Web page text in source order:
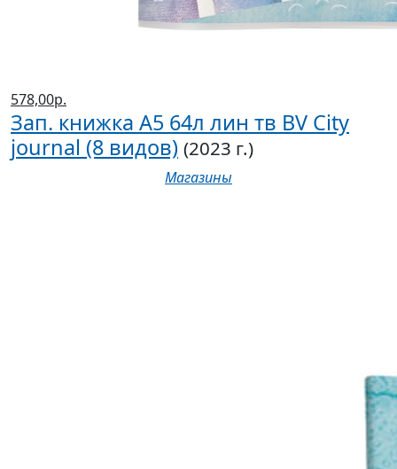
578,00р.
Зап. книжка А5 64л лин тв BV City
journal (8 видов) (2023 г.)
Магазины